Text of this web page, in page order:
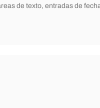
de texto, entradas de